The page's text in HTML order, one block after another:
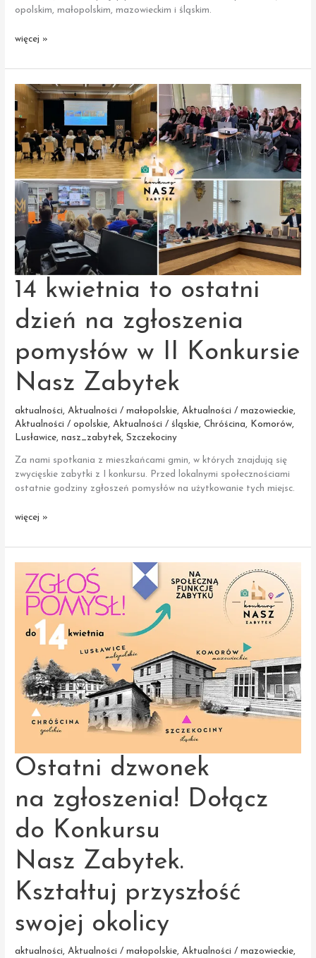
opolskim, małopolskim, mazowieckim i śląskim.
Dziękujemy
w II Konkursie
Zabytek!
więcej »
14 kwietnia to ostatni
dzień na zgłoszenia
pomysłów w II Konkursie
Nasz Zabytek
aktualności,Aktualności / małopolskie,Aktualności / mazowieckie,
Aktualności / opolskie,Aktualności / śląskie,Chróścina, Komorów,
Lusławice,nasz_zabytek,Szczekociny
Za nami spotkania z mieszkańcami gmin, w których znajdują się
zwycięskie zabytki z I konkursu. Przed lokalnymi społecznościami
ostatnie godziny zgłoszeń pomysłów na użytkowanie tych miejsc.
14
to ostatni
na zgłoszenia
pomysłów
w II Konkursie
Nasz
Zabytek
więcej »
Ostatni dzwonek
na zgłoszenia! Dołącz
do Konkursu
Nasz Zabytek.
Kształtuj przyszłość
swojej okolicy
aktualności,Aktualności / małopolskie,Aktualności / mazowieckie,